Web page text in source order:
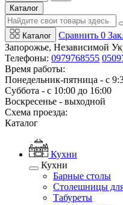
Каталог
Каталог Сравнить 0
Запорожье, Независимой
Телефоны: 0979768555
Время работы:
Понедельник-пятница - с
Суббота - с 10:00 до 16:00
Воскресенье - выходной
Схема проезда:
Каталог
Кухни
Кухни
Барные столы
Столешницы
Табуреты